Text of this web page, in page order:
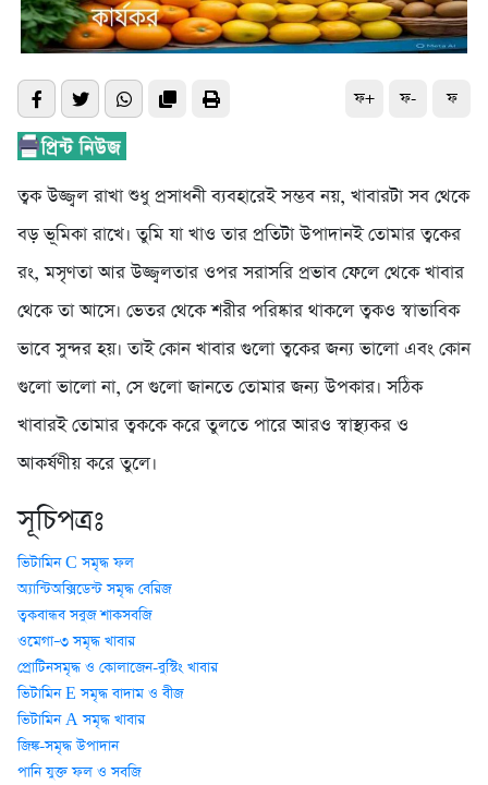
ফ+ ফ- ফ
ত্বক উজ্জ্বল রাখা শুধু প্রসাধনী ব্যবহারেই সম্ভব নয়, খাবারটা সব থেকে
বড় ভূমিকা রাখে। তুমি যা খাও তার প্রতিটা উপাদানই তোমার ত্বকের
রং, মসৃণতা আর উজ্জ্বলতার ওপর সরাসরি প্রভাব ফেলে থেকে খাবার
থেকে তা আসে। ভেতর থেকে শরীর পরিষ্কার থাকলে ত্বকও স্বাভাবিক
ভাবে সুন্দর হয়। তাই কোন খাবার গুলো ত্বকের জন্য ভালো এবং কোন
গুলো ভালো না, সে গুলো জানতে তোমার জন্য উপকার। সঠিক
খাবারই তোমার ত্বককে করে তুলতে পারে আরও স্বাস্থ্যকর ও
আকর্ষণীয় করে তুলে।
সূচিপত্রঃ
ভিটামিন C সমৃদ্ধ ফল
অ্যান্টিঅক্সিডেন্ট সমৃদ্ধ বেরিজ
ত্বকবান্ধব সবুজ শাকসবজি
ওমেগা–৩ সমৃদ্ধ খাবার
প্রোটিনসমৃদ্ধ ও কোলাজেন-বুস্টিং খাবার
ভিটামিন E সমৃদ্ধ বাদাম ও বীজ
ভিটামিন A সমৃদ্ধ খাবার
জিঙ্ক-সমৃদ্ধ উপাদান
পানি যুক্ত ফল ও সবজি